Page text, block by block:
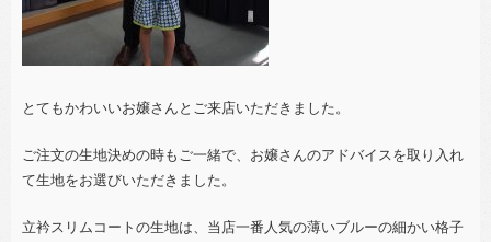
とてもかわいいお嬢さんとご来店いただきました。
ご注文の生地決めの時もご一緒で、お嬢さんのアドバイスを取り入れ
て生地をお選びいただきました。
立衿スリムコートの生地は、当店一番人気の薄いブルーの細かい格子